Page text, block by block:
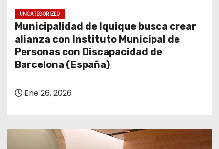
UNCATEGORIZED
Municipalidad de Iquique busca crear
alianza con Instituto Municipal de
Personas con Discapacidad de
Barcelona (España)
Ene 26, 2026